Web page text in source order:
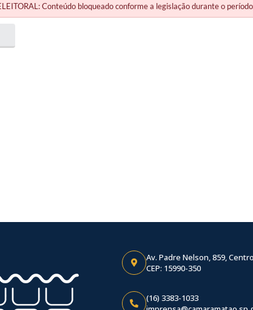
Conteúdo bloqueado conforme a legislação durante o
Av. Padre Nelson, 859, Centro
CEP: 15990-350
(16) 3383-1033